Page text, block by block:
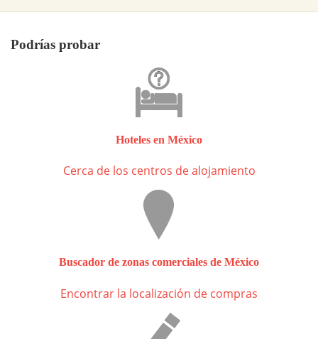
Podrías probar
Hoteles en México
Cerca de los centros de alojamiento
Buscador de zonas comerciales de México
Encontrar la localización de compras